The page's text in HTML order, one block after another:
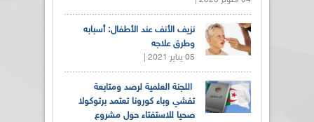
نزيف الأنف عند الأطفال: أسبابه
وطرق علاجه
05 يناير 2021 |
اللجنة العلمية لرصد ومتابعة
تفشي وباء كورونا تعتمد برتوكولا
صحيا للاستفتاء حول مشروع